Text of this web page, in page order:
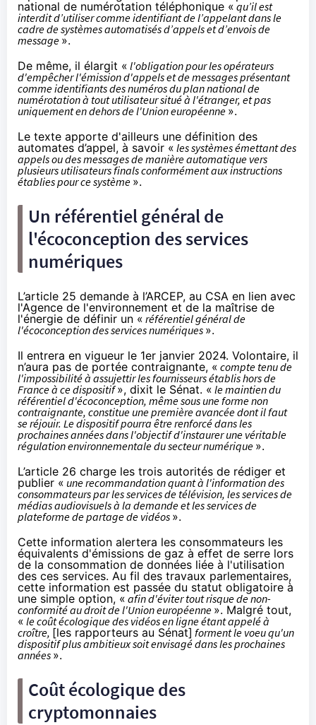
national de numérotation téléphonique « qu’il est
interdit d’utiliser comme identifiant de l’appelant dans le
cadre de systèmes automatisés d’appels et d’envois de
message ».
De même, il élargit « l'obligation pour les opérateurs
d'empêcher l'émission d'appels et de messages présentant
comme identifiants des numéros du plan national de
numérotation à tout utilisateur situé à l'étranger, et pas
uniquement en dehors de l'Union européenne».
Le texte apporte d'ailleurs une définition des
automates d’appel, à savoir « les systèmes émettant des
appels ou des messages de manière automatique vers
plusieurs utilisateurs finals conformément aux instructions
établies pour ce système ».
Un référentiel général de
l'écoconception des services
numériques
L’article 25 demande à l’ARCEP, au CSA en lien avec
l'Agence de l'environnement et de la maîtrise de
l'énergie de définir un « référentiel général de
l'écoconception des services numériques ».
Il entrera en vigueur le 1er janvier 2024. Volontaire, il
n’aura pas de portée contraignante, « compte tenu de
l'impossibilité à assujettir les fournisseurs établis hors de
France à ce dispositif», dixit le Sénat. « le maintien du
référentiel d'écoconception, même sous une forme non
contraignante, constitue une première avancée dont il faut
se réjouir. Le dispositif pourra être renforcé dans les
prochaines années dans l'objectif d'instaurer une véritable
régulation environnementale du secteur numérique ».
L’article 26 charge les trois autorités de rédiger et
publier « une recommandation quant à l'information des
consommateurs par les services de télévision, les services de
médias audiovisuels à la demande et les services de
plateforme de partage de vidéos ».
Cette information alertera les consommateurs les
équivalents d'émissions de gaz à effet de serre lors
de la consommation de données liée à l'utilisation
des ces services. Au fil des travaux parlementaires,
cette information est passée du statut obligatoire à
une simple option, « afin d'éviter tout risque de non-
conformité au droit de l'Union européenne ». Malgré tout,
« le coût écologique des vidéos en ligne étant appelé à
croître, [les rapporteurs au Sénat] forment le voeu qu'un
dispositif plus ambitieux soit envisagé dans les prochaines
années ».
Coût écologique des
cryptomonnaies